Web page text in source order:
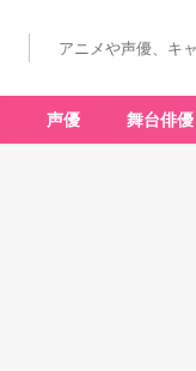
アニメや声優、キ
声優 舞台俳優